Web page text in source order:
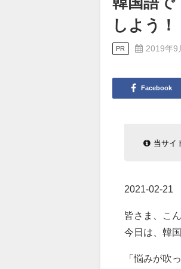
しよう！
PR 2019年9
Facebook
当サイ
2021-02-21
皆さま、こ
今日は、韓
「悩みが吹